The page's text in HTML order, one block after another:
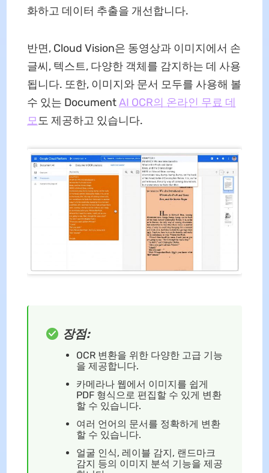
화하고 데이터 추출을 개선합니다.
반면, Cloud Vision은 동영상과 이미지에서 손
글씨, 텍스트, 다양한 객체를 감지하는 데 사용
됩니다. 또한, 이미지와 문서 모두를 사용해 볼
수 있는 DocumentAI OCR의 온라인 무료 데
모도 제공하고 있습니다.
장점:
OCR 변환을 위한 다양한 고급 기능
을 제공합니다.
카메라나 웹에서 이미지를 쉽게
PDF 형식으로 편집할 수 있게 변환
할 수 있습니다.
여러 언어의 문서를 정확하게 변환
할 수 있습니다.
얼굴 인식, 레이블 감지, 랜드마크
감지 등의 이미지 분석 기능을 제공